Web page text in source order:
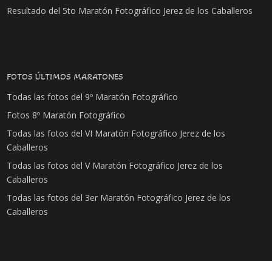
Resultado del 5to Maratón Fotográfico Jerez de los Caballeros
FOTOS ÚLTIMOS MARATONES
Todas las fotos del 9º Maratón Fotográfico
Fotos 8º Maratón Fotográfico
Todas las fotos del VI Maratón Fotográfico Jerez de los
Caballeros
Todas las fotos del V Maratón Fotográfico Jerez de los
Caballeros
Todas las fotos del 3er Maratón Fotográfico Jerez de los
Caballeros